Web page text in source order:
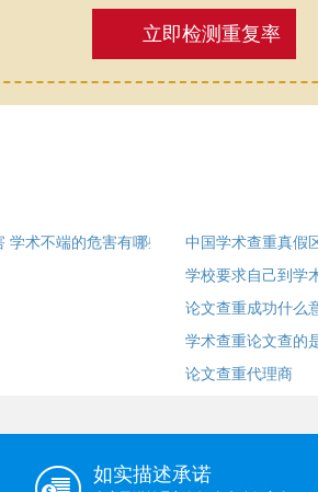
立即检测重复率
术不端的危害有哪些？
中国学术查重真假
学校要求自己到学
论文查重成功什么
学术查重论文查的
论文查重代理商
如实描述承诺